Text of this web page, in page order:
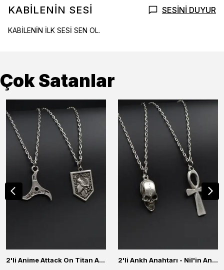
KABİLENİN SESİ SESİNİ DUYUR
KABİLENİN İLK SESİ SEN OL.
Çok Satanlar
2'li Anime Attack On Titan Acrylic Maria Anime Naruto Erkek Kadın Kolye Seti 2'li Ankh Anahtarı - Nil'in Anahtarı - Kuru Kafa Erkek Kadın Kolye Seti